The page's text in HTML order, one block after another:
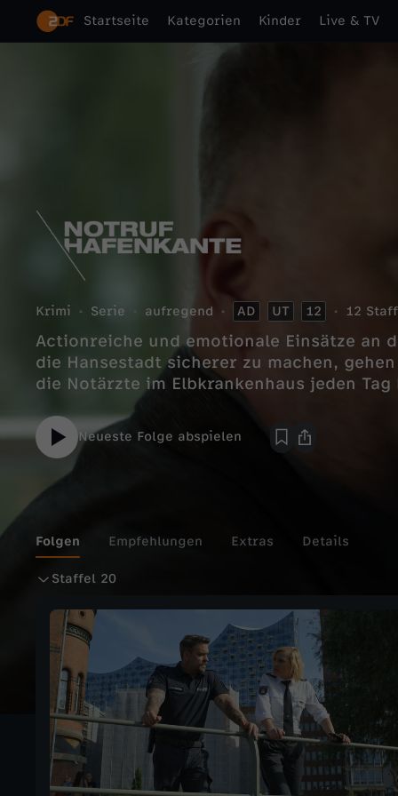
Startseite Kategorien Kinder Live & TV
Krimi Serie aufregend AD UT 12 12
Actionreiche und emotionale Einsätze an
die Hansestadt sicherer zu machen,
die Notärzte im Elbkrankenhaus jeden Tag
Neueste Folge abspielen
Folgen Empfehlungen Extras Details
Staffel 20
S